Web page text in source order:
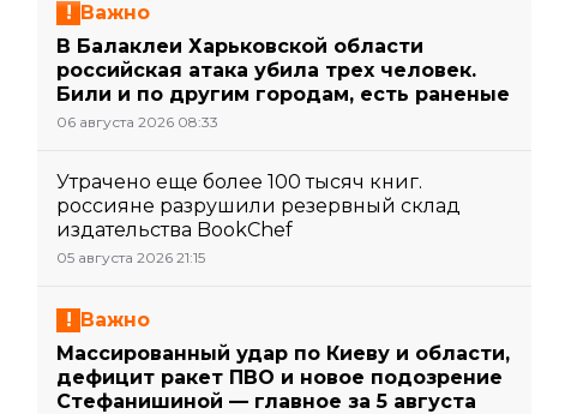
Важно
В Балаклеи Харьковской области
российская атака убила трех человек.
Били и по другим городам, есть раненые
06 августа 2026 08:33
Утрачено еще более 100 тысяч книг.
россияне разрушили резервный склад
издательства BookChef
05 августа 2026 21:15
Важно
Массированный удар по Киеву и области,
дефицит ракет ПВО и новое подозрение
Стефанишиной — главное за 5 августа